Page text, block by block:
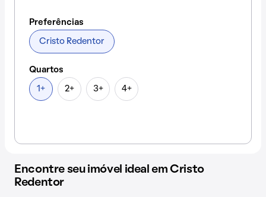
Preferências
Cristo Redentor
Quartos
1+ 2+ 3+ 4+
Encontre seu imóvel ideal em Cristo
Redentor